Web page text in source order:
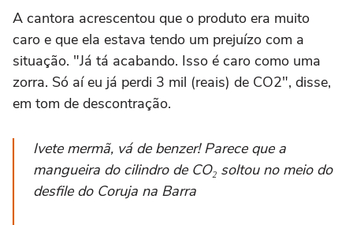
A cantora acrescentou que o produto era muito
caro e que ela estava tendo um prejuízo com a
situação. "Já tá acabando. Isso é caro como uma
zorra. Só aí eu já perdi 3 mil (reais) de CO2", disse,
em tom de descontração.
Ivete mermã, vá de benzer! Parece que a
mangueira do cilindro de CO₂ soltou no meio do
desfile do Coruja na Barra